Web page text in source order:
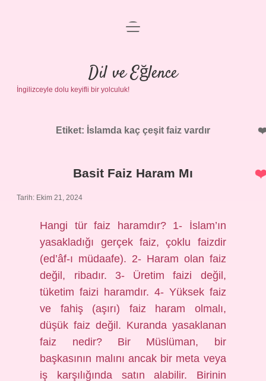
Anasayfa
Gizlilik Politikası
Yasal Uyarı
menüyü
Dil ve Eğlence
İngilizceyle dolu keyifli bir yolculuk!
Etiket: İslamda kaç çeşit faiz vardır
Basit Faiz Haram Mı
Tarih: Ekim 21, 2024
Hangi tür faiz haramdır? 1- İslam’ın
yasakladığı gerçek faiz, çoklu faizdir
(ed’âf-ı müdaafe). 2- Haram olan faiz
değil, ribadır. 3- Üretim faizi değil,
tüketim faizi haramdır. 4- Yüksek faiz
ve fahiş (aşırı) faiz haram olmalı,
düşük faiz değil. Kuranda yasaklanan
faiz nedir? Bir Müslüman, bir
başkasının malını ancak bir meta veya
iş karşılığında satın alabilir. Birinin